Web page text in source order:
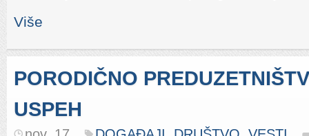
Više
PORODIČNO
USPEH